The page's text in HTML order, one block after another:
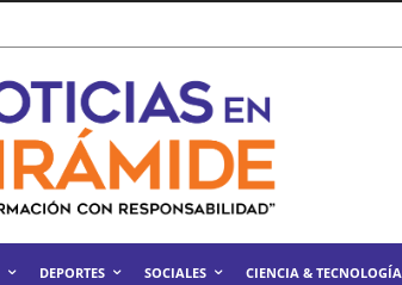
DEPORTES SOCIALES CIENCIA & TECNOLOGÍA